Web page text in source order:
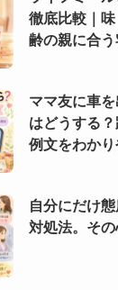
徹底比較｜
齢の親に合
ママ友に車
はどうする
例文をわか
自分にだけ
対処法。その